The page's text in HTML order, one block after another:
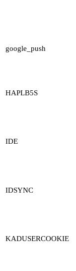
google_push
HAPLB5S
IDE
IDSYNC
KADUSERCOOKIE